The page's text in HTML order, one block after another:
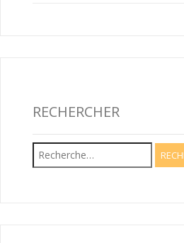
RECHERCHER
Rechercher :